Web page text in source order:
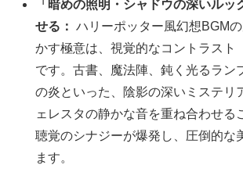
「暗めの照明・シャドウの深いルッ
せる： ハリーポッター風幻想BGM
かす極意は、視覚的なコントラスト
です。古書、魔法陣、鈍く光るラン
の炎といった、陰影の深いミステリ
ェレスタの静かな音を重ね合わせる
聴覚のシナジーが爆発し、圧倒的な
ます。